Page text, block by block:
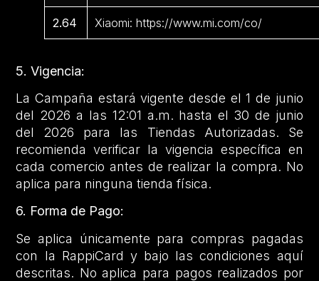
2.64 Xiaomi: https://www.mi.com/co/
5. Vigencia:
La Campaña estará vigente desde el 1 de junio
del 2026 a las 12:01 a.m. hasta el 30 de junio
del 2026 para las Tiendas Autorizadas. Se
recomienda verificar la vigencia específica en
cada comercio antes de realizar la compra. No
aplica para ninguna tienda física.
6. Forma de Pago:
Se aplica únicamente para compras pagadas
con la RappiCard y bajo las condiciones aquí
descritas. No aplica para pagos realizados por